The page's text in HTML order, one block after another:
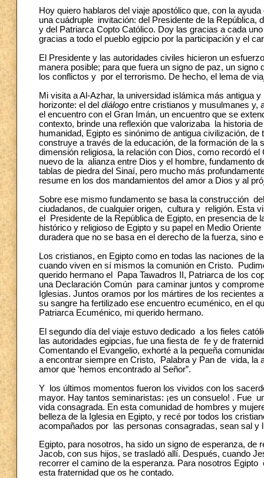
Hoy quiero hablaros del viaje apostólico que, con la
una cuádruple invitación: del Presidente de la República,
y del Patriarca Copto Católico. Doy las gracias a cada
gracias a todo el pueblo egipcio por la participación y el
El Presidente y las autoridades civiles hicieron un
manera posible; para que fuera un signo de paz, un
los conflictos y por el terrorismo. De hecho, el lema de
Mi visita a Al-Azhar, la universidad islámica más antigua
horizonte: el del diálogo entre cristianos y musulmanes y,
el encuentro con el Gran Imán, un encuentro que se
contexto, brinde una reflexión que valorizaba la historia
humanidad, Egipto es sinónimo de antigua civilización,
construye a través de la educación, de la formación de
dimensión religiosa, la relación con Dios, como recordó
nuevo de la alianza entre Dios y el hombre, fundamento
tablas de piedra del Sinaí, pero mucho más
resume en los dos mandamientos del amor a Dios y al
Sobre ese mismo fundamento se basa la construcción
ciudadanos, de cualquier origen, cultura y religión. Esta
el Presidente de la República de Egipto, en presencia de
histórico y religioso de Egipto y su papel en Medio
duradera que no se basa en el derecho de la fuerza, sino
Los cristianos, en Egipto como en todas las naciones de
cuando viven en sí mismos la comunión en Cristo.
querido hermano el Papa Tawadros II, Patriarca de los
una Declaración Común para caminar juntos y
Iglesias. Juntos oramos por los mártires de los
su sangre ha fertilizado ese encuentro ecuménico, en el
Patriarca Ecuménico, mi querido hermano.
El segundo día del viaje estuvo dedicado a los fieles
las autoridades egipcias, fue una fiesta de fe y de
Comentando el Evangelio, exhorté a la pequeña
a encontrar siempre en Cristo, Palabra y Pan de vida, la
amor que 'hemos encontrado al Señor”.
Y los últimos momentos fueron los vividos con los
mayor. Hay tantos seminaristas: ¡es un consuelo! . Fue
vida consagrada. En esta comunidad de hombres y
belleza de la Iglesia en Egipto, y recé por todos los
acompañados por las personas consagradas, sean sal y
Egipto, para nosotros, ha sido un signo de esperanza, de
Jacob, con sus hijos, se trasladó allí. Después, cuando
recorrer el camino de la esperanza. Para nosotros
esta fraternidad que os he contado.